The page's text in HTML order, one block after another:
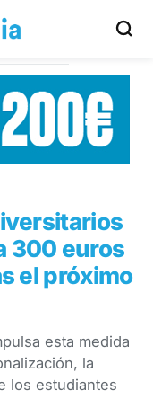
300 euros
el próximo
esta medida
la
los estudiantes